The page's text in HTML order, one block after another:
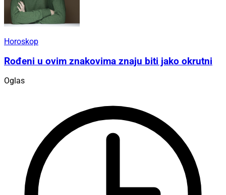
Horoskop
Rođeni u ovim znakovima znaju biti jako okrutni
Oglas